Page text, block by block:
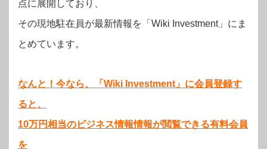
点に展開しており、
その現地駐在員が最新情報を「Wiki Investment」にま
とめています。
なんと！今なら、「Wiki Investment」に会員登録す
ると、
10万円相当のビジネス情報情報が閲覧できる有料会員
を